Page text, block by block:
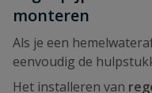
monteren
Als je een
eenvoudig de
Het installeren van